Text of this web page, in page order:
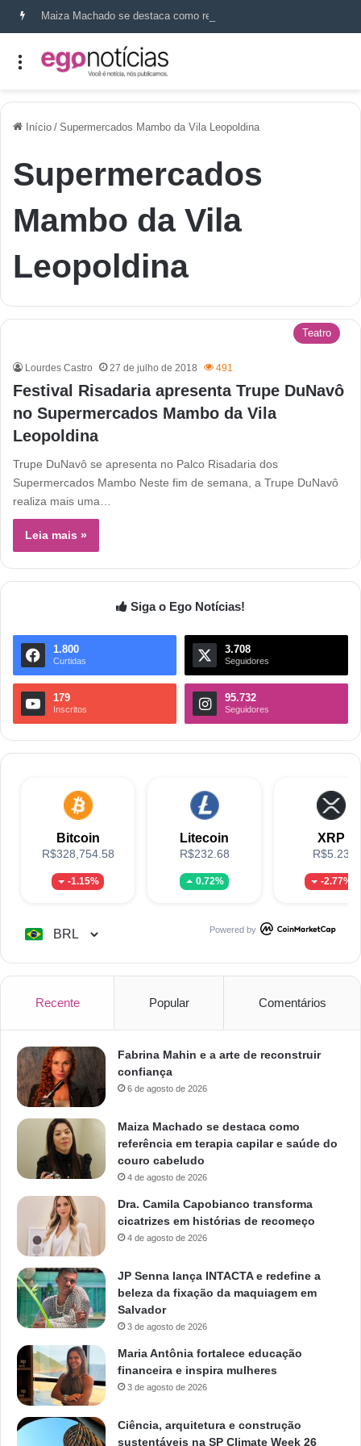
Início / Supermercados Mambo da Vila Leopoldina
Supermercados
Mambo da Vila
Leopoldina
Teatro
Lourdes Castro 27 de julho de 2018 491
Festival Risadaria apresenta Trupe DuNavô
no Supermercados Mambo da Vila
Leopoldina
Trupe DuNavô se apresenta no Palco Risadaria dos
Supermercados Mambo Neste fim de semana, a Trupe DuNavô
realiza mais uma…
Leia mais »
Siga o Ego Notícias!
1.800
Curtidas
3.708
Seguidores
179
Inscritos
95.732
Seguidores
Bitcoin
R$328,754.58
-1.15%
Litecoin
R$232.68
0.72%
XRP
R$5.23
-2.77%
Powered by
Recente Popular Comentários
Fabrina Mahin e a arte de reconstruir
confiança
6 de agosto de 2026
Maiza Machado se destaca como
referência em terapia capilar e saúde do
couro cabeludo
4 de agosto de 2026
Dra. Camila Capobianco transforma
cicatrizes em histórias de recomeço
4 de agosto de 2026
JP Senna lança INTACTA e redefine a
beleza da fixação da maquiagem em
Salvador
3 de agosto de 2026
Maria Antônia fortalece educação
financeira e inspira mulheres
3 de agosto de 2026
Ciência, arquitetura e construção
sustentáveis na SP Climate Week 26